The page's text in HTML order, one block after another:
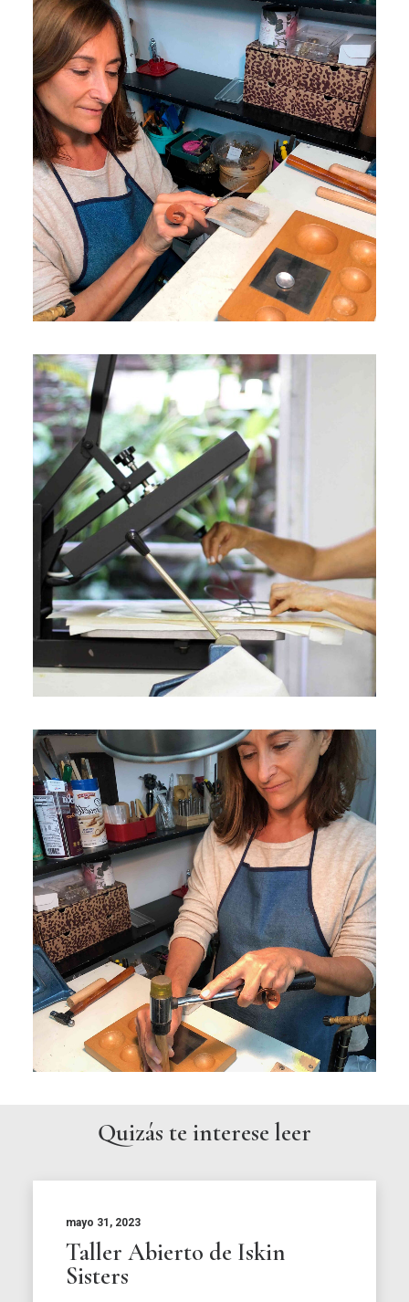
Quizás te interese leer
mayo 31, 2023
Taller Abierto de Iskin
Sisters